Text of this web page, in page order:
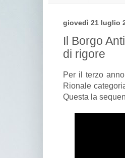
giovedì 21 luglio
Il Borgo
di rigore
Per il terzo
Rionale
Questa la